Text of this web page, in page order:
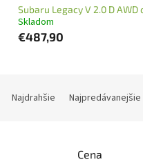
Subaru Legacy V 2.0 D AWD
Skladom
€487,90
Najdrahšie Najpredávanejšie
Cena